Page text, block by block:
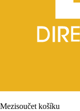
Mezisoučet košíku